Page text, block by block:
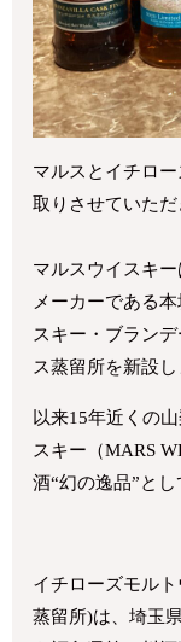
マルスとイチロ
取りさせていた
マルスウイスキ
メーカーである
スキー・ブラン
ス蒸留所を新設し
以来15年近くの
スキー（MARS
酒“幻の逸品”と
イチローズモル
蒸留所)は、埼玉